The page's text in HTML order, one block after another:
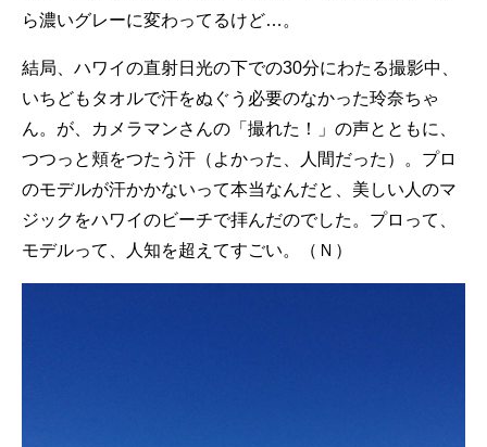
ら濃いグレーに変わってるけど…。
結局、ハワイの直射日光の下での30分にわたる撮影中、
いちどもタオルで汗をぬぐう必要のなかった玲奈ちゃ
ん。が、カメラマンさんの「撮れた！」の声とともに、
つつっと頬をつたう汗（よかった、人間だった）。プロ
のモデルが汗かかないって本当なんだと、美しい人のマ
ジックをハワイのビーチで拝んだのでした。プロって、
モデルって、人知を超えてすごい。（Ｎ）